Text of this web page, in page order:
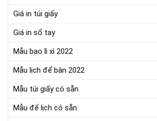
Giá in túi giấy
Giá in sổ tay
Mẫu bao lì xì 2022
Mẫu lịch để bàn 2022
Mẫu túi giấy có sẵn
Mẫu đế lịch có sẵn